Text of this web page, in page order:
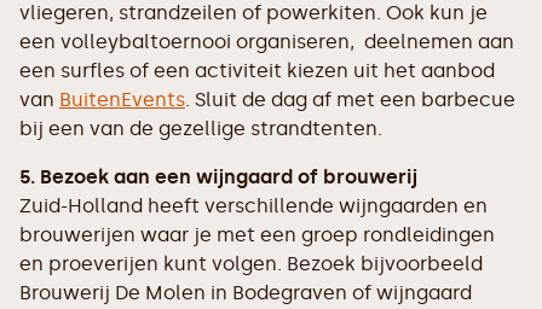
vliegeren, strandzeilen of powerkiten. Ook kun je
een volleybaltoernooi organiseren, deelnemen aan
een surfles of een activiteit kiezen uit het aanbod
van BuitenEvents. Sluit de dag af met een barbecue
bij een van de gezellige strandtenten.
5. Bezoek aan een wijngaard of brouwerij
Zuid-Holland heeft verschillende wijngaarden en
brouwerijen waar je met een groep rondleidingen
en proeverijen kunt volgen. Bezoek bijvoorbeeld
Brouwerij De Molen in Bodegraven of wijngaard